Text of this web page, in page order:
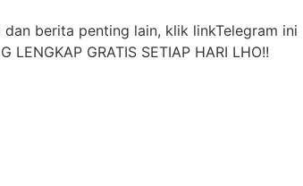
berita penting lain, klik linkTelegram ini
LENGKAP GRATIS SETIAP HARI LHO!!